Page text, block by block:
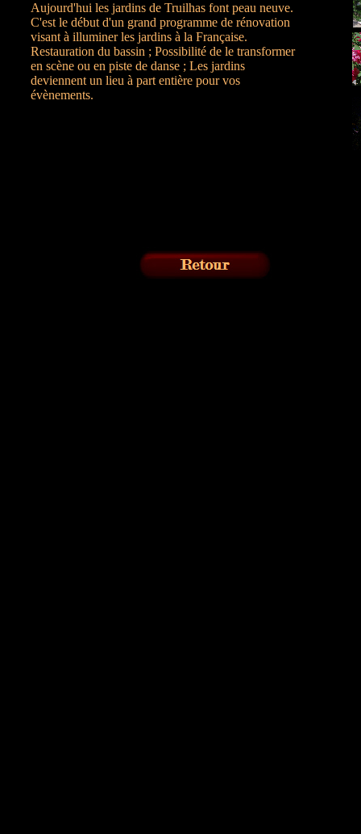
Aujourd'hui les jardins de Truilhas font peau neuve.
C'est le début d'un grand programme de rénovation
visant à illuminer les jardins à la Française.
Restauration du bassin ; Possibilité de le transformer
en scène ou en piste de danse ; Les jardins
deviennent un lieu à part entière pour vos
évènements.